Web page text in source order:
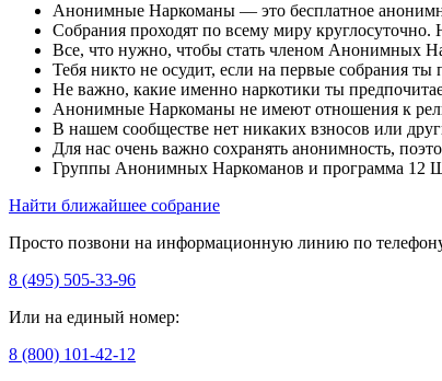
Анонимные Наркоманы — это бесплатное
Собрания проходят по всему миру
Все, что нужно, чтобы стать членом Анонимных
Тебя никто не осудит, если на первые собрания
Не важно, какие именно наркотики ты
Анонимные Наркоманы не имеют отношения к
В нашем сообществе нет никаких взносов или
Для нас очень важно сохранять анонимность,
Группы Анонимных Наркоманов и программа 12
Найти ближайшее собрание
Просто позвони на информационную линию по
8 (495) 505-33-96
Или на единый номер:
8 (800) 101-42-12